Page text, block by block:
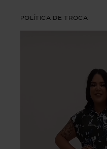
POLÍTICA DE TROCA